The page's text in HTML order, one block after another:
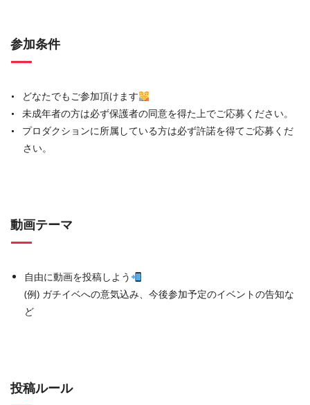
参加条件
どなたでもご参加頂けます
未成年者の方は必ず保護者の同意を得た上でご応募ください。
プロダクションに所属している方は必ず許諾を得てご応募くだ
さい。
動画テーマ
自由に動画を投稿しよう
(例) ガチイベへの意気込み、今後参加予定のイベントの告知な
ど
投稿ルール